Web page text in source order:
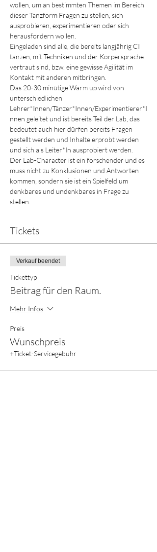
wollen, um an bestimmten Themen im Bereich
dieser Tanzform Fragen zu stellen, sich
ausprobieren, experimentieren oder sich
herausfordern wollen.
Eingeladen sind alle, die bereits langjährig CI
tanzen, mit Techniken und der Körpersprache
vertraut sind, bzw. eine gewisse Agilität im
Kontakt mit anderen mitbringen.
Das 20-30 minütige Warm up wird von
unterschiedlichen
Lehrer*Innen/Tänzer*Innen/Experimentierer*I
nnen geleitet und ist bereits Teil der Lab, das
bedeutet auch hier dürfen bereits Fragen
gestellt werden und Inhalte erprobt werden
und sich als Leiter*In ausprobiert werden.
Der Lab-Character ist ein forschender und es
muss nicht zu Konklusionen und Antworten
kommen, sondern sie ist ein Spielfeld um
denkbares und undenkbares in Frage zu
stellen.
Tickets
Verkauf beendet
Tickettyp
Beitrag für den Raum.
Mehr Infos
Preis
Wunschpreis
+Ticket-Servicegebühr